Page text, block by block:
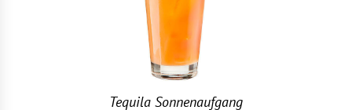
Tequila Sonnenaufgang